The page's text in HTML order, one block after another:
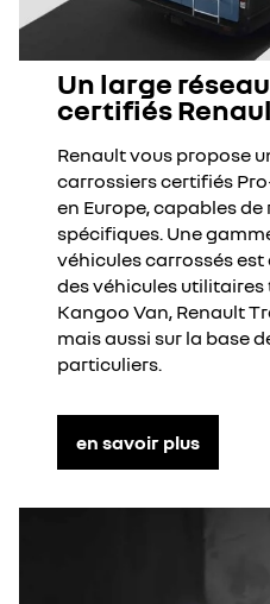
Un large
certifiés
Renault vous propose
carrossiers certifiés
en Europe, capables
spécifiques. Une
véhicules carrossés
des véhicules utilitaires
Kangoo Van, Renault
mais aussi sur la base
particuliers.
en savoir plus